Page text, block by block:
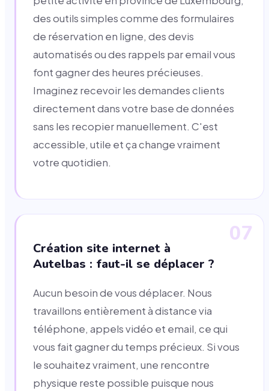
des outils simples comme des formulaires
de réservation en ligne, des devis
automatisés ou des rappels par email vous
font gagner des heures précieuses.
Imaginez recevoir les demandes clients
directement dans votre base de données
sans les recopier manuellement. C'est
accessible, utile et ça change vraiment
votre quotidien.
07
Création site internet à
Autelbas : faut-il se déplacer ?
Aucun besoin de vous déplacer. Nous
travaillons entièrement à distance via
téléphone, appels vidéo et email, ce qui
vous fait gagner du temps précieux. Si vous
le souhaitez vraiment, une rencontre
physique reste possible puisque nous